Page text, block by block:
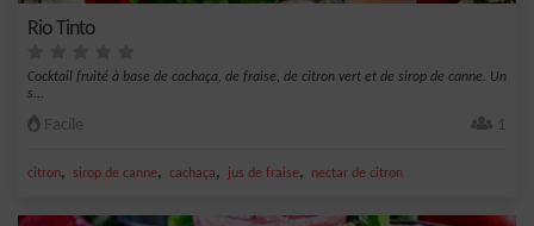
Rio Tinto
Cocktail fruité à base de cachaça, de fraise, de citron vert et de sirop de canne. Un
s...
Facile 1
citron, sirop de canne, cachaça, jus de fraise, nectar de citron